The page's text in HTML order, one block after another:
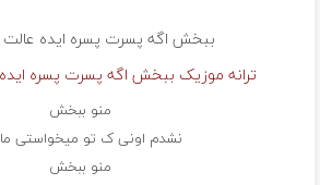
ببخش اگه پسرت پسره ایده
ترانه موزیک ببخش اگه پسرت پسره
منو ببخش
نشدم اونی ک تو میخواستی
منو ببخش